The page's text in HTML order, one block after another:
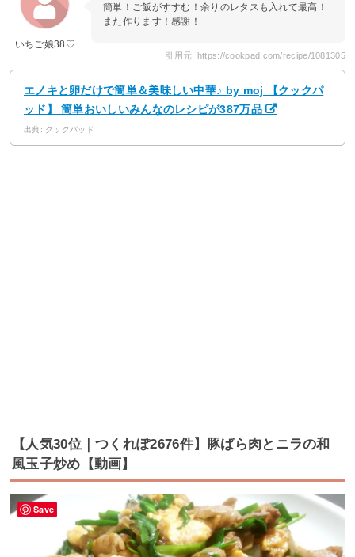
いちご娘38♡
簡単！ご飯がすすむ！余りのレタスも入れて最高！
また作ります！感謝！
引用元: https://cookpad.com/recipe/1081305
エノキと卵だけで簡単＆美味しい中華♪ by moj 【クックパ
ッド】 簡単おいしいみんなのレシピが387万品
出典: クックパッド
【人気30位｜つくれぽ2676件】豚ばら肉とニラの和
風玉子炒め【動画】
Save